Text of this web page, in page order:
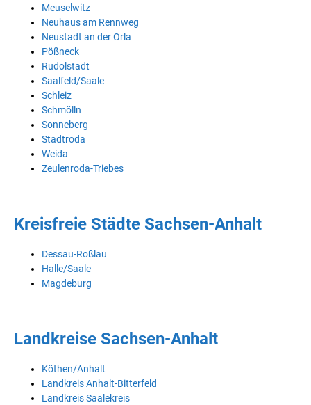
Meuselwitz
Neuhaus am Rennweg
Neustadt an der Orla
Pößneck
Rudolstadt
Saalfeld/Saale
Schleiz
Schmölln
Sonneberg
Stadtroda
Weida
Zeulenroda-Triebes
Kreisfreie Städte Sachsen-Anhalt
Dessau-Roßlau
Halle/Saale
Magdeburg
Landkreise Sachsen-Anhalt
Köthen/Anhalt
Landkreis Anhalt-Bitterfeld
Landkreis Saalekreis